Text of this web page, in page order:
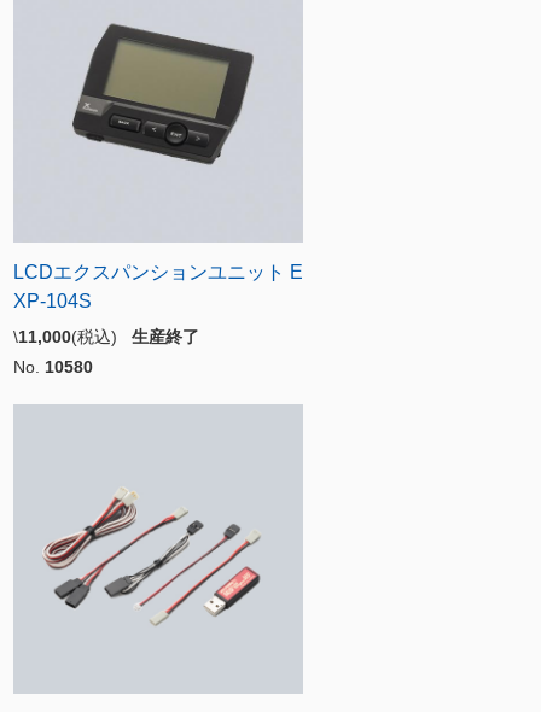
LCDエクスパンションユニット E
XP-104S
\11,000(税込) 生産終了
No. 10580